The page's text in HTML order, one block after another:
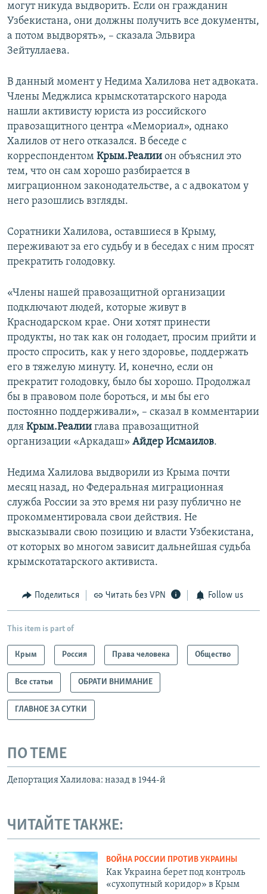
могут никуда выдворить. Если он гражданин
Узбекистана, они должны получить все документы,
а потом выдворять», – сказала Эльвира
Зейтуллаева.
В данный момент у Недима Халилова нет адвоката.
Члены Меджлиса крымскотатарского народа
нашли активисту юриста из российского
правозащитного центра «Мемориал», однако
Халилов от него отказался. В беседе с
корреспондентом Крым.Реалии он объяснил это
тем, что он сам хорошо разбирается в
миграционном законодательстве, а с адвокатом у
него разошлись взгляды.
Соратники Халилова, оставшиеся в Крыму,
переживают за его судьбу и в беседах с ним просят
прекратить голодовку.
«Члены нашей правозащитной организации
подключают людей, которые живут в
Краснодарском крае. Они хотят принести
продукты, но так как он голодает, просим прийти и
просто спросить, как у него здоровье, поддержать
его в тяжелую минуту. И, конечно, если он
прекратит голодовку, было бы хорошо. Продолжал
бы в правовом поле бороться, и мы бы его
постоянно поддерживали», – сказал в комментарии
для Крым.Реалии глава правозащитной
организации «Аркадаш» Айдер Исмаилов.
Недима Халилова выдворили из Крыма почти
месяц назад, но Федеральная миграционная
служба России за это время ни разу публично не
прокомментировала свои действия. Не
высказывали свою позицию и власти Узбекистана,
от которых во многом зависит дальнейшая судьба
крымскотатарского активиста.
Поделиться Читать без VPN Follow us
This item is part of
Крым Россия Права человека Общество
Все статьи ОБРАТИ ВНИМАНИЕ
ГЛАВНОЕ ЗА СУТКИ
ПО ТЕМЕ
Депортация Халилова: назад в 1944-й
ЧИТАЙТЕ ТАКЖЕ:
ВОЙНА РОССИИ ПРОТИВ УКРАИНЫ
Как Украина берет под контроль
«сухопутный коридор» в Крым